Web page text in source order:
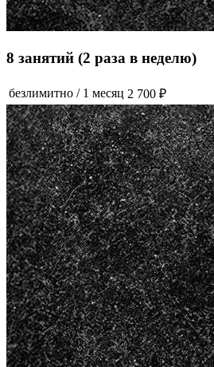
8 занятий (2 раза в неделю)
безлимитно / 1 месяц 2 700 ₽